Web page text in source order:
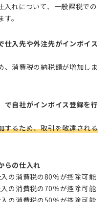
れについて、一般課税での
。
仕入先や外注先がインボイス
、消費税の納税額が増加しま
で自社がインボイス登録を行
するため、取引を敬遠される
らの仕入れ
の消費税の80％が控除可能
の消費税の70％が控除可能
の消費税の50％が控除可能